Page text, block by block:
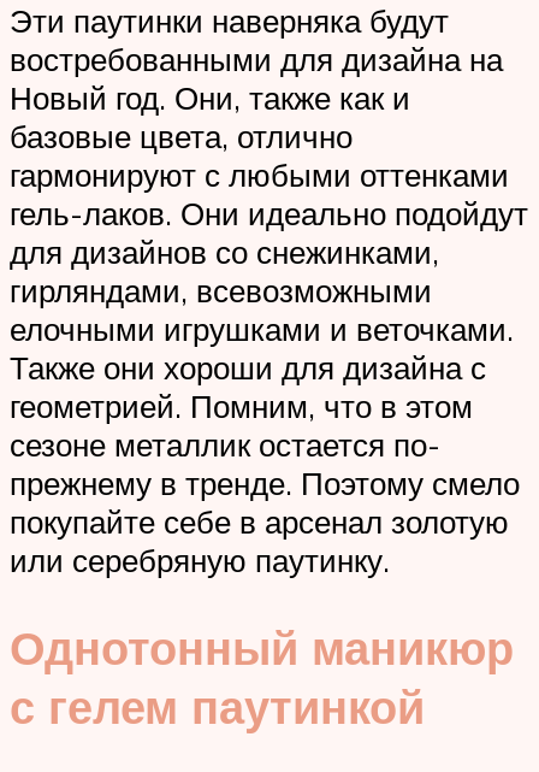
Эти паутинки наверняка будут
востребованными для дизайна на
Новый год. Они, также как и
базовые цвета, отлично
гармонируют с любыми оттенками
гель-лаков. Они идеально подойдут
для дизайнов со снежинками,
гирляндами, всевозможными
елочными игрушками и веточками.
Также они хороши для дизайна с
геометрией. Помним, что в этом
сезоне металлик остается по-
прежнему в тренде. Поэтому смело
покупайте себе в арсенал золотую
или серебряную паутинку.
Однотонный маникюр
с гелем паутинкой